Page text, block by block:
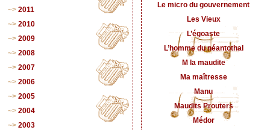
2011
2010
2009
2008
2007
2006
2005
2004
2003
Le micro du gouvernement
Les Vieux
L’égoaste
L’homme du néantothal
M la maudite
Ma maîtresse
Manu
Maudits Prouters
Médor